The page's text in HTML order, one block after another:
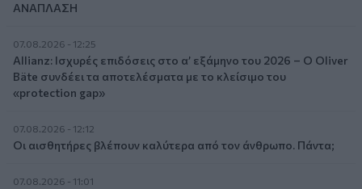
ΑΝΑΠΛΑΣΗ
07.08.2026 - 12:25
Allianz: Ισχυρές επιδόσεις στο α’ εξάμηνο του 2026 – Ο Oliver
Bäte συνδέει τα αποτελέσματα με το κλείσιμο του
«protection gap»
07.08.2026 - 12:12
Οι αισθητήρες βλέπουν καλύτερα από τον άνθρωπο. Πάντα;
07.08.2026 - 11:01